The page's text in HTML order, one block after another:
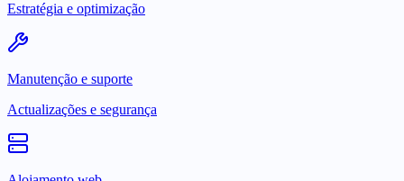
Estratégia e optimização
Manutenção e suporte
Actualizações e segurança